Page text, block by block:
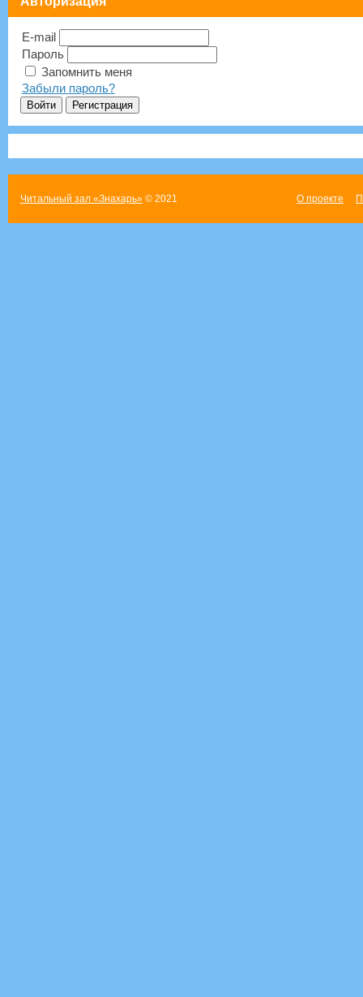
E-mail
Пароль
Запомнить меня
Забыли пароль?
Читальный зал «Знахарь»© 2021 О проекте